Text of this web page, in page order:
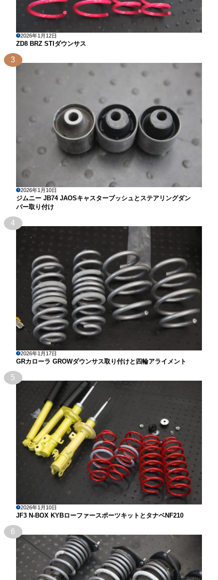
2026年1月12日
ZD8 BRZ STIダウンサス
3
2026年1月10日
ジムニー JB74 JAOSキャスターブッシュとステアリングダン
パー取り付け
4
2026年1月17日
GRカローラ GROWダウンサス取り付けと四輪アライメント
5
2026年1月10日
JF3 N-BOX KYBローファースポーツキットとタナベNF210
6